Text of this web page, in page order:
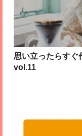
おすしと原始焼
むら
【2/22OPEN】寿司×原始焼き×分子栄養学の融合で美味しさと健康を叶える、寿司と炉端焼…
PERSONAL GYM
STACKS
ボディメイクを超えて「一生涯動き続ける身体」を手に入れよう！日常生活や趣味をより楽しめる健…
【求人情報】新中
【求人募集中！未経験者歓迎！】 横浜で「看護助手」として新しいキャリアをスタートしません…
北電産業株式会社
【航空業界】で働きたい人必見！お仕事相
思い立ったらすぐ
vol.11